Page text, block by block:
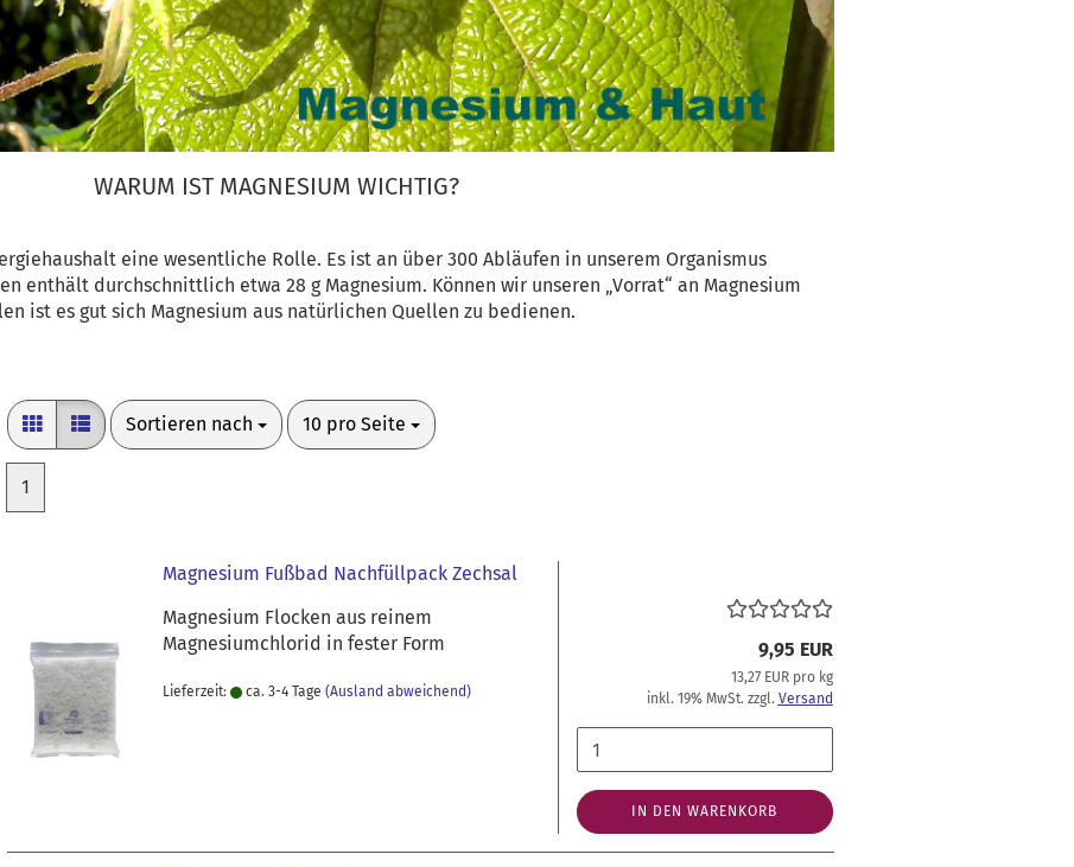
WARUM IST MAGNESIUM WICHTIG?
eine wesentliche Rolle. Es ist an über 300 Abläufen in unserem Organismus
enthält durchschnittlich etwa 28 g Magnesium. Können wir unseren „Vorrat“ an Magnesium
ist es gut sich Magnesium aus natürlichen Quellen zu bedienen.
Sortieren nach
Sortieren nach 10 pro Seite
pro Seite
1
Magnesium Fußbad Nachfüllpack Zechsal
Magnesium Flocken aus reinem
Magnesiumchlorid in fester Form
Lieferzeit: ca. 3-4 Tage (Ausland abweichend)
9,95 EUR
13,27 EUR pro kg
inkl. 19% MwSt. zzgl. Versand
IN DEN WARENKORB